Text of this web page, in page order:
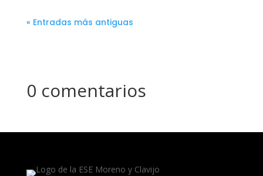
« Entradas más antiguas
0 comentarios